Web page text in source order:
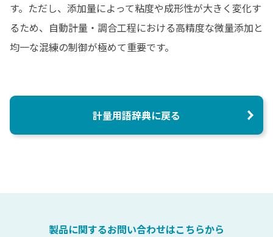
塗料
計量実績
納入先一覧（業界別）
す。ただし、添加量によって粘度や成形性が大きく変化す
るため、自動計量・調合工程における高精度な微量添加と
均一な混練の制御が極めて重要です。
計量用語辞典に戻る
製品に関するお問い合わせはこちらから